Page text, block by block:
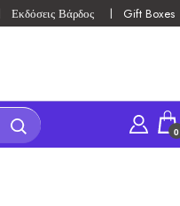
Εκδόσεις Βάρδος Gift Boxes
0